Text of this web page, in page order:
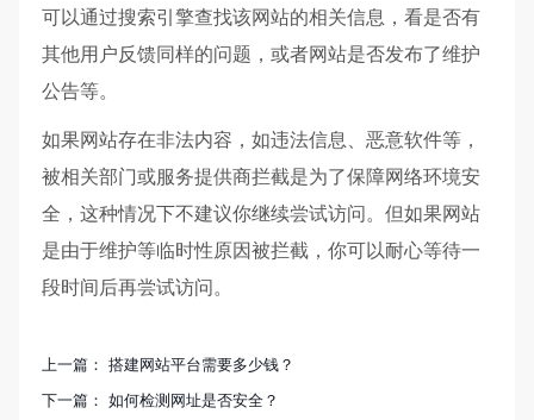
可以通过搜索引擎查找该网站的相关信息，看是否有
其他用户反馈同样的问题，或者网站是否发布了维护
公告等。
如果网站存在非法内容，如违法信息、恶意软件等，
被相关部门或服务提供商拦截是为了保障网络环境安
全，这种情况下不建议你继续尝试访问。但如果网站
是由于维护等临时性原因被拦截，你可以耐心等待一
段时间后再尝试访问。​
上一篇：搭建网站平台需要多少钱？
下一篇：如何检测网址是否安全？